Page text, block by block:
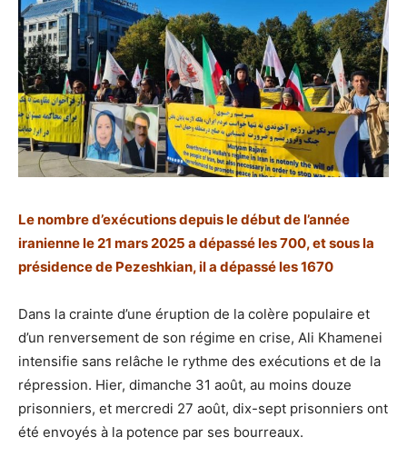
Le nombre d’exécutions depuis le début de l’année
iranienne le 21 mars 2025 a dépassé les 700, et sous la
présidence de Pezeshkian, il a dépassé les 1670
Dans la crainte d’une éruption de la colère populaire et
d’un renversement de son régime en crise, Ali Khamenei
intensifie sans relâche le rythme des exécutions et de la
répression. Hier, dimanche 31 août, au moins douze
prisonniers, et mercredi 27 août, dix-sept prisonniers ont
été envoyés à la potence par ses bourreaux.